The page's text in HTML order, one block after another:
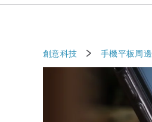
創意科技 手機平板周邊